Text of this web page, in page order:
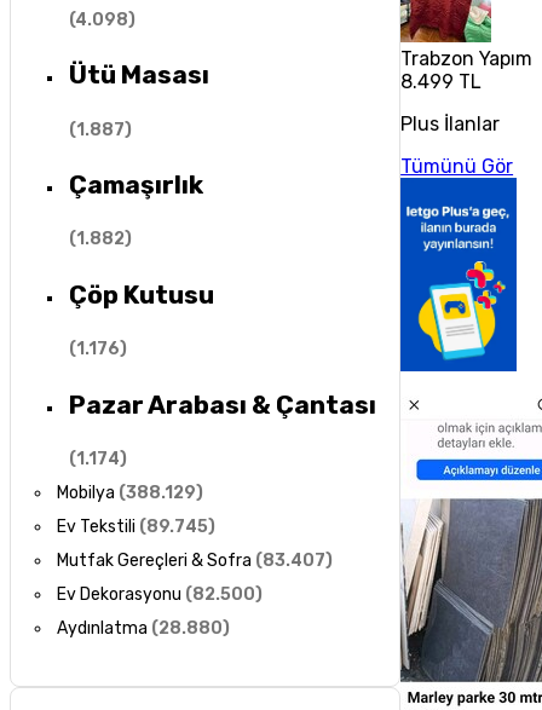
(4.098)
Ütü Masası
(1.887)
Çamaşırlık
(1.882)
Çöp Kutusu
(1.176)
Pazar Arabası & Çantası
(1.174)
Mobilya (388.129)
Ev Tekstili (89.745)
Mutfak Gereçleri & Sofra (83.407)
Ev Dekorasyonu (82.500)
Aydınlatma (28.880)
Trabzon
8.499 TL
Plus İlanlar
Tümünü Gör